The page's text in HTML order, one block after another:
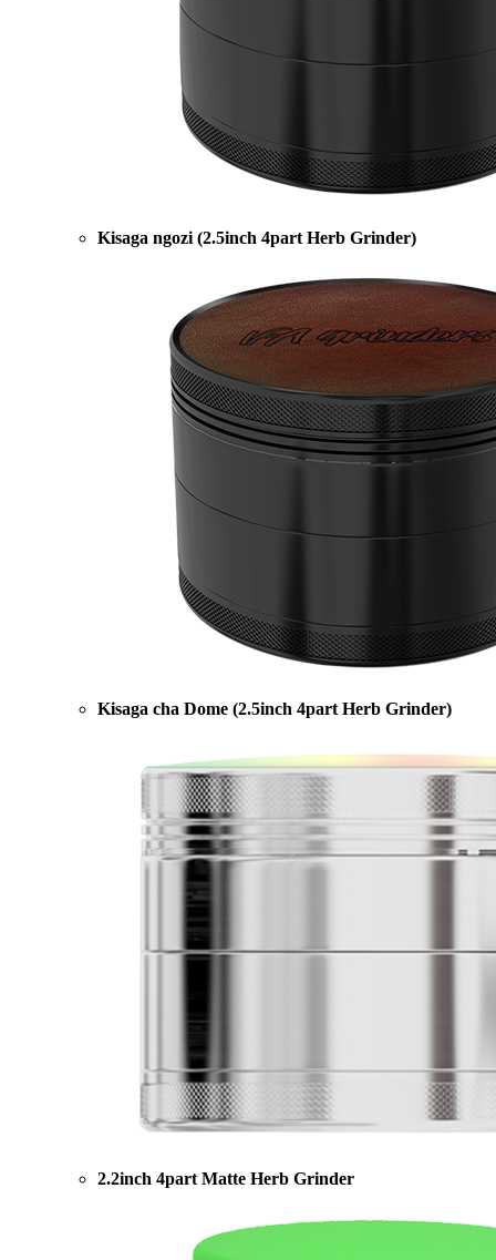
Kisaga ngozi (2.5inch 4part Herb Grinder)
Kisaga cha Dome (2.5inch 4part Herb Grinder)
2.2inch 4part Matte Herb Grinder